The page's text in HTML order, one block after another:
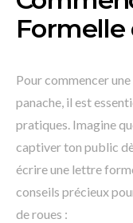
Formelle
Pour commencer
panache, il est
pratiques. Imagine
captiver ton public
écrire une lettre
conseils précieux
de roues :